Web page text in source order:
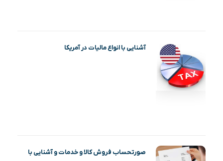
آشنایی با انواع مالیات در آمریکا
صورتحساب فروش کالا و خدمات و آشنایی با